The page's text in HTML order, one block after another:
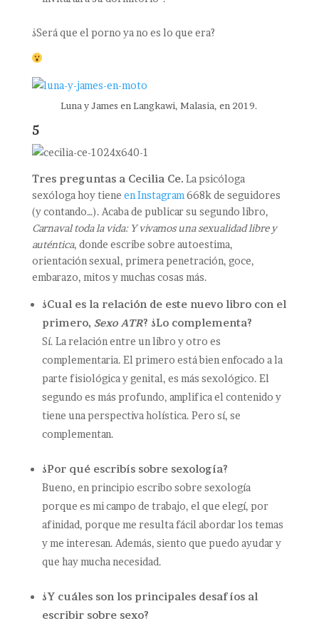
¿Será que el porno ya no es lo que era?
Luna y James en Langkawi, Malasia, en 2019.
5
Tres preguntas a Cecilia Ce. La psicóloga
sexóloga hoy tiene en Instagram 668k de seguidores
(y contando…). Acaba de publicar su segundo libro,
Carnaval toda la vida: Y vivamos una sexualidad libre y
auténtica, donde escribe sobre autoestima,
orientación sexual, primera penetración, goce,
embarazo, mitos y muchas cosas más.
¿Cual es la relación de este nuevo libro con el
primero, Sexo ATR? ¿Lo complementa?
Sí. La relación entre un libro y otro es
complementaria. El primero está bien enfocado a la
parte fisiológica y genital, es más sexológico. El
segundo es más profundo, amplifica el contenido y
tiene una perspectiva holística. Pero sí, se
complementan.
¿Por qué escribís sobre sexología?
Bueno, en principio escribo sobre sexología
porque es mi campo de trabajo, el que elegí, por
afinidad, porque me resulta fácil abordar los temas
y me interesan. Además, siento que puedo ayudar y
que hay mucha necesidad.
¿Y cuáles son los principales desafíos al
escribir sobre sexo?